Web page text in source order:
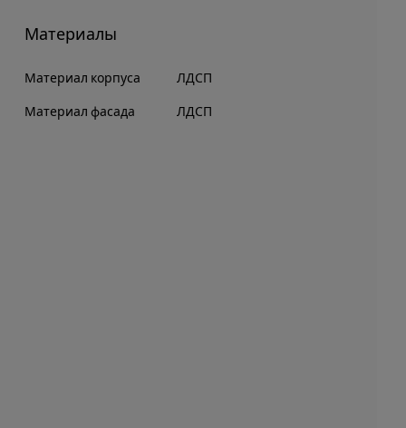
Материалы
Материал корпуса ЛДСП
Материал фасада ЛДСП